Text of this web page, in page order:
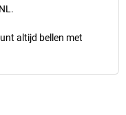
altijd bellen met